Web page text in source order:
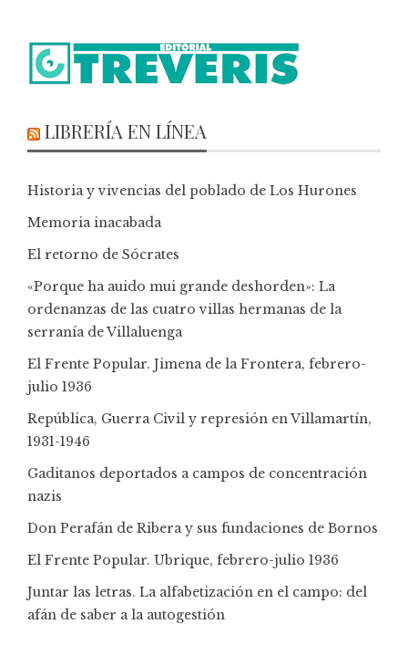
LIBRERÍA EN LÍNEA
Historia y vivencias del poblado de Los Hurones
Memoria inacabada
El retorno de Sócrates
«Porque ha auido mui grande deshorden»: La
ordenanzas de las cuatro villas hermanas de la
serranía de Villaluenga
El Frente Popular. Jimena de la Frontera, febrero-
julio 1936
República, Guerra Civil y represión en Villamartín,
1931-1946
Gaditanos deportados a campos de concentración
nazis
Don Perafán de Ribera y sus fundaciones de Bornos
El Frente Popular. Ubrique, febrero-julio 1936
Juntar las letras. La alfabetización en el campo: del
afán de saber a la autogestión